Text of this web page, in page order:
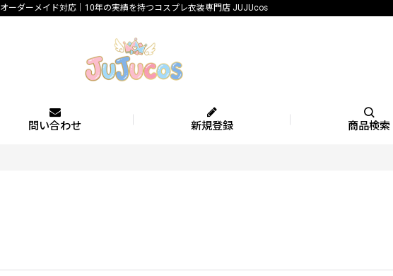
オーダーメイド対応｜10年の実績を持つコスプレ衣装専門店 JUJUcos
問い合わせ 新規登録 商品検索